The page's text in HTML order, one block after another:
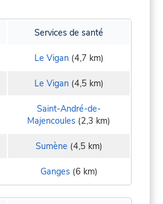
Services de santé
Le Vigan(4,7 km)
Le Vigan(4,5 km)
Saint-André-de-
Majencoules (2,3 km)
Sumène (4,5 km)
Ganges(6 km)